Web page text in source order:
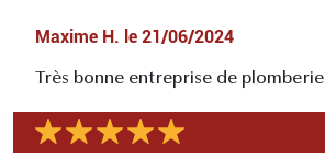
Maxime H. le 21/06/2024
Très bonne entreprise de plomberie